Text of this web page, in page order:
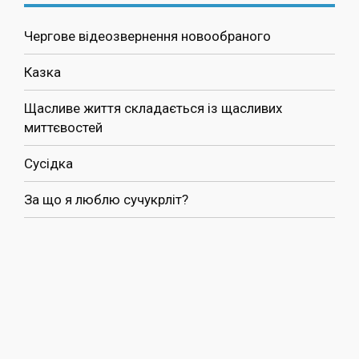
Чергове відеозвернення новообраного
Казка
Щасливе життя складається із щасливих
миттєвостей
Сусідка
За що я люблю сучукрліт?